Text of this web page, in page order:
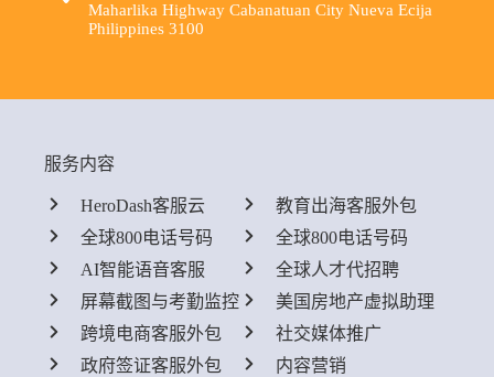
Maharlika Highway Cabanatuan City Nueva Ecija
Philippines 3100
服务内容
HeroDash客服云
全球800电话号码
AI智能语音客服
屏幕截图与考勤监控
跨境电商客服外包
政府签证客服外包
教育出海客服外包
全球800电话号码
全球人才代招聘
美国房地产虚拟助理
社交媒体推广
内容营销